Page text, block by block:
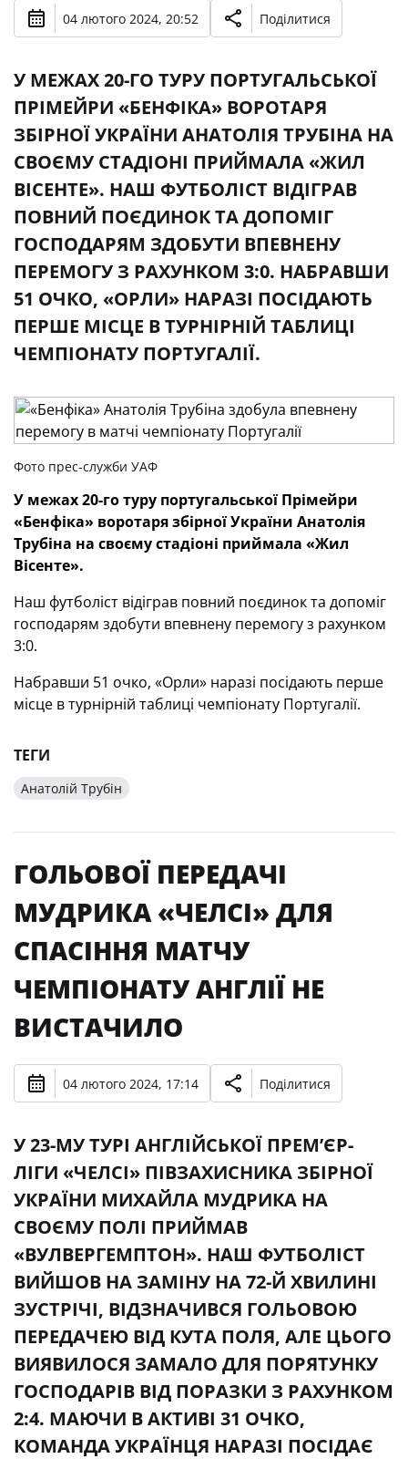
04 лютого 2024, 20:52 Поділитися
У МЕЖАХ 20-ГО ТУРУ ПОРТУГАЛЬСЬКОЇ
ПРІМЕЙРИ «БЕНФІКА» ВОРОТАРЯ
ЗБІРНОЇ УКРАЇНИ АНАТОЛІЯ ТРУБІНА НА
СВОЄМУ СТАДІОНІ ПРИЙМАЛА «ЖИЛ
ВІСЕНТЕ». НАШ ФУТБОЛІСТ ВІДІГРАВ
ПОВНИЙ ПОЄДИНОК ТА ДОПОМІГ
ГОСПОДАРЯМ ЗДОБУТИ ВПЕВНЕНУ
ПЕРЕМОГУ З РАХУНКОМ 3:0. НАБРАВШИ
51 ОЧКО, «ОРЛИ» НАРАЗІ ПОСІДАЮТЬ
ПЕРШЕ МІСЦЕ В ТУРНІРНІЙ ТАБЛИЦІ
ЧЕМПІОНАТУ ПОРТУГАЛІЇ.
Фото прес-служби УАФ
У межах 20-го туру португальської Прімейри
«Бенфіка» воротаря збірної України Анатолія
Трубіна на своєму стадіоні приймала «Жил
Вісенте».
Наш футболіст відіграв повний поєдинок та допоміг
господарям здобути впевнену перемогу з рахунком
3:0.
Набравши 51 очко, «Орли» наразі посідають перше
місце в турнірній таблиці чемпіонату Португалії.
ТЕГИ
Анатолій Трубін
ГОЛЬОВОЇ ПЕРЕДАЧІ
МУДРИКА «ЧЕЛСІ» ДЛЯ
СПАСІННЯ МАТЧУ
ЧЕМПІОНАТУ АНГЛІЇ НЕ
ВИСТАЧИЛО
04 лютого 2024, 17:14 Поділитися
У 23-МУ ТУРІ АНГЛІЙСЬКОЇ ПРЕМ’ЄР-
ЛІГИ «ЧЕЛСІ» ПІВЗАХИСНИКА ЗБІРНОЇ
УКРАЇНИ МИХАЙЛА МУДРИКА НА
СВОЄМУ ПОЛІ ПРИЙМАВ
«ВУЛВЕРГЕМПТОН». НАШ ФУТБОЛІСТ
ВИЙШОВ НА ЗАМІНУ НА 72-Й ХВИЛИНІ
ЗУСТРІЧІ, ВІДЗНАЧИВСЯ ГОЛЬОВОЮ
ПЕРЕДАЧЕЮ ВІД КУТА ПОЛЯ, АЛЕ ЦЬОГО
ВИЯВИЛОСЯ ЗАМАЛО ДЛЯ ПОРЯТУНКУ
ГОСПОДАРІВ ВІД ПОРАЗКИ З РАХУНКОМ
2:4. МАЮЧИ В АКТИВІ 31 ОЧКО,
КОМАНДА УКРАЇНЦЯ НАРАЗІ ПОСІДАЄ